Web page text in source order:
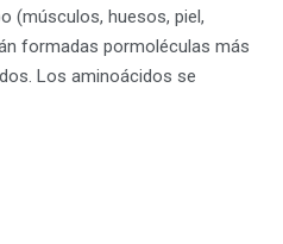
(músculos, huesos, piel,
formadas pormoléculas más
Los aminoácidos se